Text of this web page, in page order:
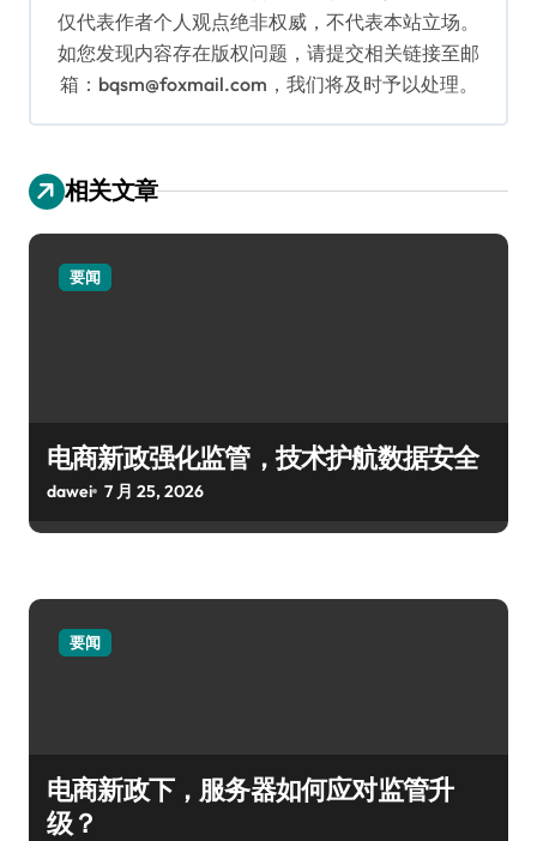
仅代表作者个人观点绝非权威，不代表本站立场。
如您发现内容存在版权问题，请提交相关链接至邮
箱：bqsm@foxmail.com，我们将及时予以处理。
相关文章
要闻
电商新政强化监管，技术护航数据安全
dawei 7 月 25, 2026
要闻
电商新政下，服务器如何应对监管升
级？